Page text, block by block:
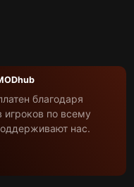
благодаря
по всему
нас.